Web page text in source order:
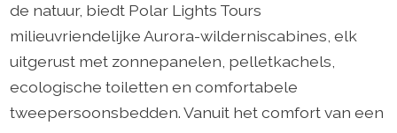
de natuur, biedt Polar Lights Tours
milieuvriendelijke Aurora-wilderniscabines, elk
uitgerust met zonnepanelen, pelletkachels,
ecologische toiletten en comfortabele
tweepersoonsbedden. Vanuit het comfort van een